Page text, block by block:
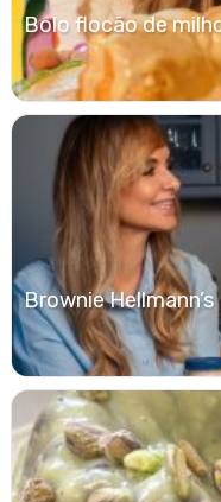
Bolo flocão de
Brownie Hellmann’s